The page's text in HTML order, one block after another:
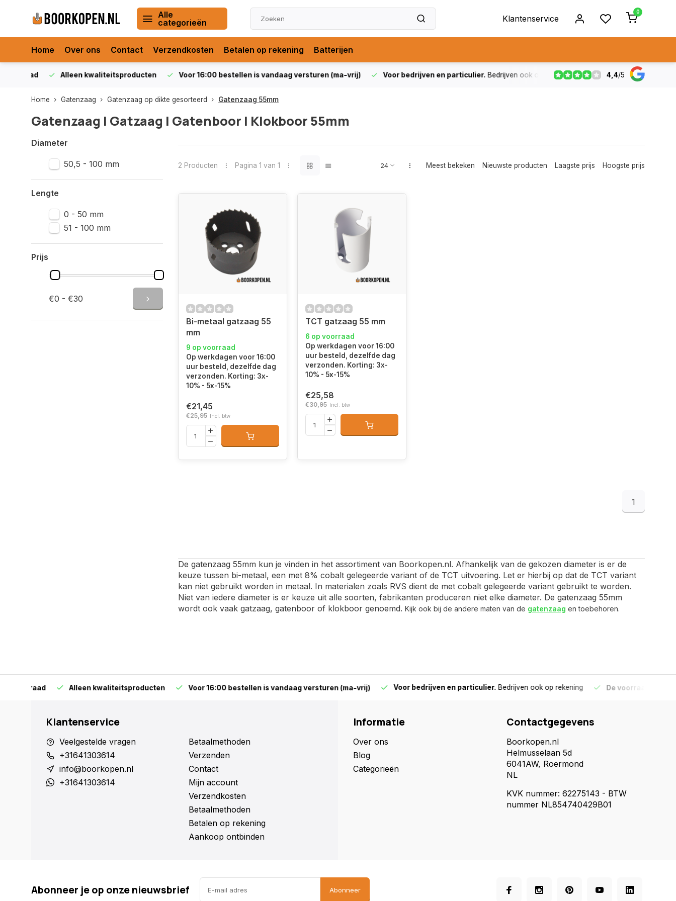
Alle
categorieën
Klantenservice
0
Home Over ons Contact Verzendkosten Betalen op rekening Batterijen
Alleen kwaliteitsproducten Voor 16:00 bestellen is vandaag versturen (ma-vrij) Voor bedrijven en particulier.Bedrijven ook op rekening De voorraad die
4,4/5
Home Gatenzaag Gatenzaag op dikte gesorteerd Gatenzaag 55mm
Gatenzaag | Gatzaag | Gatenboor | Klokboor 55mm
Diameter
50,5 - 100 mm
Lengte
0 - 50 mm
51 - 100 mm
Prijs
€0 - €30
2 Producten Pagina 1 van 1 Meest bekeken Nieuwste producten Laagste prijs Hoogste prijs
Bi-metaal gatzaag 55
mm
9 op voorraad
Op werkdagen voor 16:00
uur besteld, dezelfde dag
verzonden. Korting: 3x-
10% - 5x-15%
€21,45
€25,95 Incl. btw
TCT gatzaag 55 mm
6 op voorraad
Op werkdagen voor 16:00
uur besteld, dezelfde dag
verzonden. Korting: 3x-
10% - 5x-15%
€25,58
€30,95 Incl. btw
1
De gatenzaag 55mm kun je vinden in het assortiment van Boorkopen.nl. Afhankelijk van de gekozen diameter is er de
keuze tussen bi-metaal, een met 8% cobalt gelegeerde variant of de TCT uitvoering. Let er hierbij op dat de TCT variant
kan niet gebruikt worden in metaal. In materialen zoals RVS dient de met cobalt gelegeerde variant gebruikt te worden.
Niet van iedere diameter is er keuze uit alle soorten, fabrikanten produceren niet elke diameter. De gatenzaag 55mm
wordt ook vaak gatzaag, gatenboor of klokboor genoemd. Kijk ook bij de andere maten van de gatenzaag en toebehoren.
Alleen kwaliteitsproducten Voor 16:00 bestellen is vandaag versturen (ma-vrij) Voor bedrijven en particulier.Bedrijven ook op rekening De voorraad die
Klantenservice
Veelgestelde vragen
+31641303614
info@boorkopen.nl
+31641303614
Betaalmethoden
Verzenden
Contact
Mijn account
Verzendkosten
Betaalmethoden
Betalen op rekening
Aankoop ontbinden
Informatie
Over ons
Blog
Categorieën
Contactgegevens
Boorkopen.nl
Helmusselaan 5d
6041AW, Roermond
NL
KVK nummer: 62275143 - BTW
nummer NL854740429B01
Abonneer je op onze nieuwsbrief Abonneer